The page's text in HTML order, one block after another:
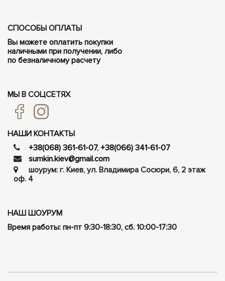
СПОСОБЫ ОПЛАТЫ
Вы можете оплатить покупки
наличными при получении, либо
по безналичному расчету
МЫ В СОЦСЕТЯХ
НАШИ КОНТАКТЫ
+38(068) 361-61-07, +38(066) 341-61-07
sumkin.kiev@gmail.com
шоурум: г. Киев, ул. Владимира Сосюри, ​​6, 2 этаж
оф. 4
НАШ ШОУРУМ
Время работы: пн-пт 9:30-18:30, сб. 10:00-17:30